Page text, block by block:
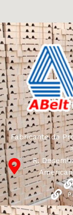
Fabricante de
R.